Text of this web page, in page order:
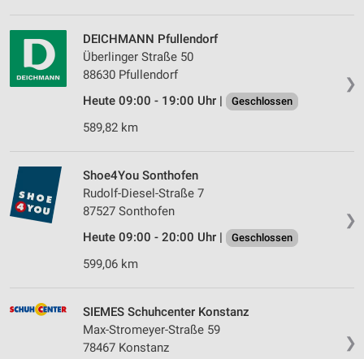
❯
DEICHMANN Pfullendorf
Überlinger Straße 50
88630 Pfullendorf
Heute 09:00 - 19:00 Uhr |
Geschlossen
589,82 km
❯
Shoe4You Sonthofen
Rudolf-Diesel-Straße 7
87527 Sonthofen
Heute 09:00 - 20:00 Uhr |
Geschlossen
599,06 km
❯
SIEMES Schuhcenter Konstanz
Max-Stromeyer-Straße 59
78467 Konstanz